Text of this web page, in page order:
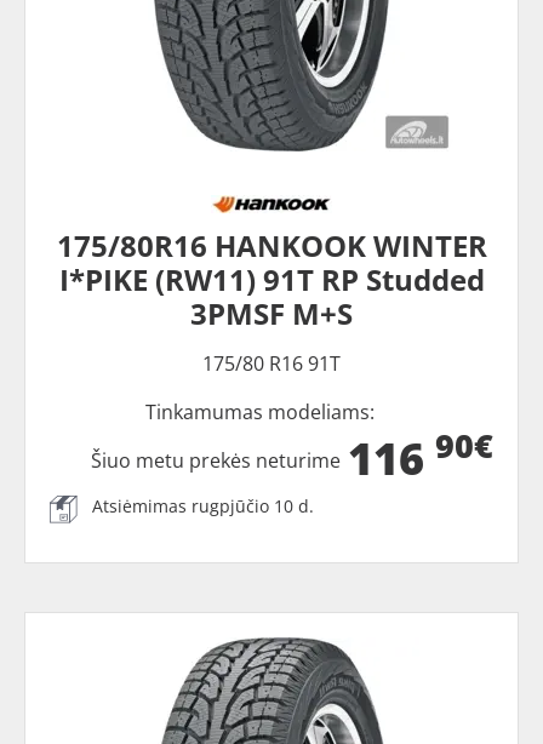
175/80R16 HANKOOK WINTER
I*PIKE (RW11) 91T RP Studded
3PMSF M+S
175/80 R16 91T
Tinkamumas modeliams:
116 90€
Šiuo metu prekės neturime
Atsiėmimas rugpjūčio 10 d.